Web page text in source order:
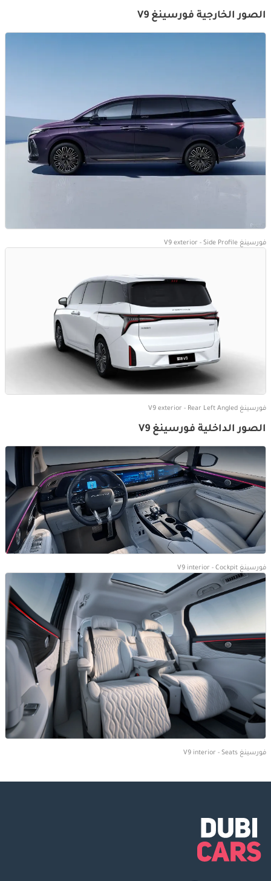
الصور الخارجية فورسينغ V9
فورسينغ V9 exterior - Side Profile
فورسينغ V9 exterior - Rear Left Angled
الصور الداخلية فورسينغ V9
فورسينغ V9 interior - Cockpit
فورسينغ V9 interior - Seats